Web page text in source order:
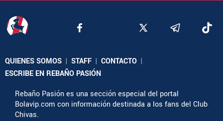
QUIENES SOMOS | STAFF | CONTACTO |
ESCRIBE EN REBAÑO PASIÓN
Rebaño Pasión es una sección especial del portal
Bolavip.com con información destinada a los fans del Club
Chivas.